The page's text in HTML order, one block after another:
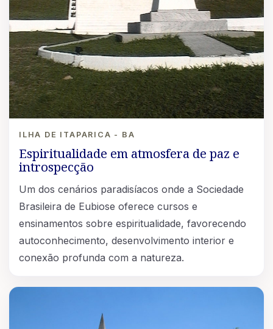
ILHA DE ITAPARICA - BA
Espiritualidade em atmosfera de paz e
introspecção
Um dos cenários paradisíacos onde a Sociedade
Brasileira de Eubiose oferece cursos e
ensinamentos sobre espiritualidade, favorecendo
autoconhecimento, desenvolvimento interior e
conexão profunda com a natureza.